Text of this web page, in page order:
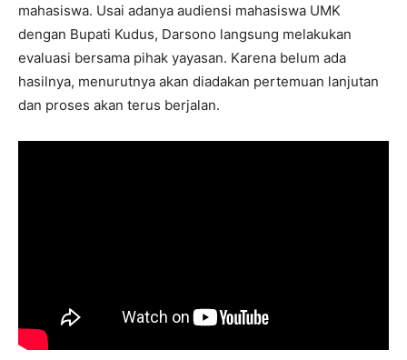
mahasiswa. Usai adanya audiensi mahasiswa UMK
dengan Bupati Kudus, Darsono langsung melakukan
evaluasi bersama pihak yayasan. Karena belum ada
hasilnya, menurutnya akan diadakan pertemuan lanjutan
dan proses akan terus berjalan.